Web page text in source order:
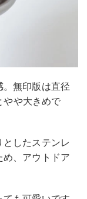
。無印版は直径
やや大きめで
したステンレ
、アウトドア